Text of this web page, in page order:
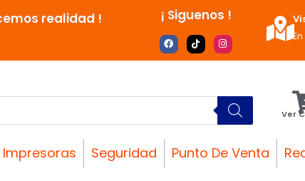
realidad ! ¡ Siguenos !
F
a
o
T
i
k
I
n
g
a
m
Ver
Impresoras Seguridad Punto De Venta